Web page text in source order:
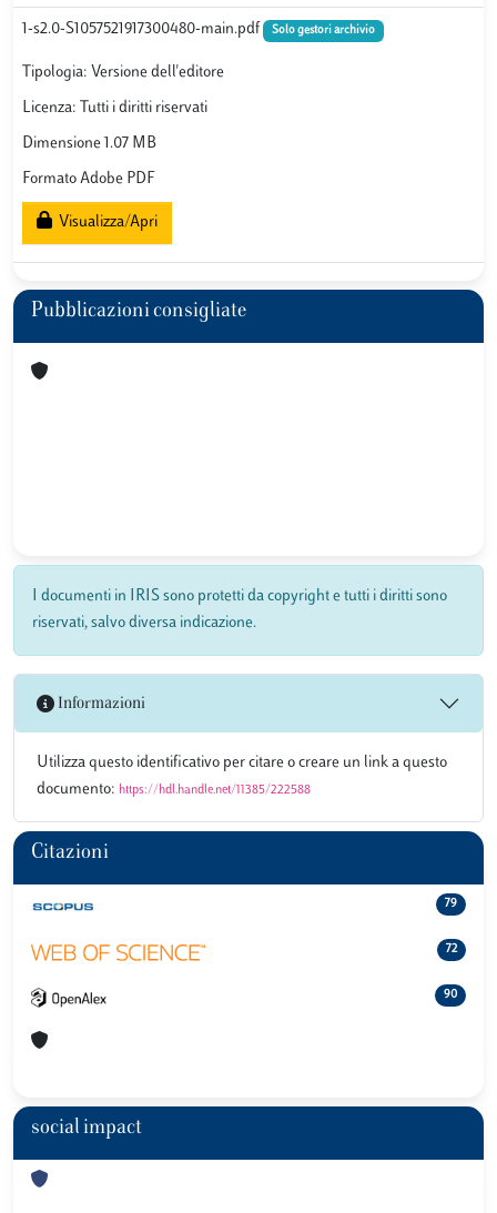
1-s2.0-S1057521917300480-main.pdf Solo gestori archivio
Tipologia: Versione dell'editore
Licenza: Tutti i diritti riservati
Dimensione 1.07 MB
Formato Adobe PDF
Visualizza/Apri
Pubblicazioni consigliate
I documenti in IRIS sono protetti da copyright e tutti i diritti sono
riservati, salvo diversa indicazione.
Informazioni
Utilizza questo identificativo per citare o creare un link a questo
documento: https://hdl.handle.net/11385/222588
Citazioni
79
72
90
social impact